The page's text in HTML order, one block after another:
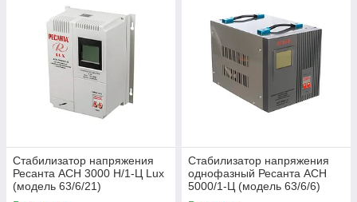
Стабилизатор напряжения
Ресанта АСН 3000 Н/1-Ц Lux
(модель 63/6/21)
Стабилизатор напряжения
однофазный Ресанта АСН
5000/1-Ц (модель 63/6/6)